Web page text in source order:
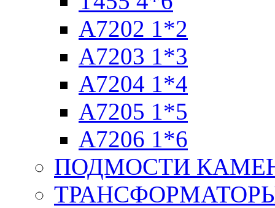
А7202 1*2
А7203 1*3
А7204 1*4
А7205 1*5
А7206 1*6
ПОДМОСТИ